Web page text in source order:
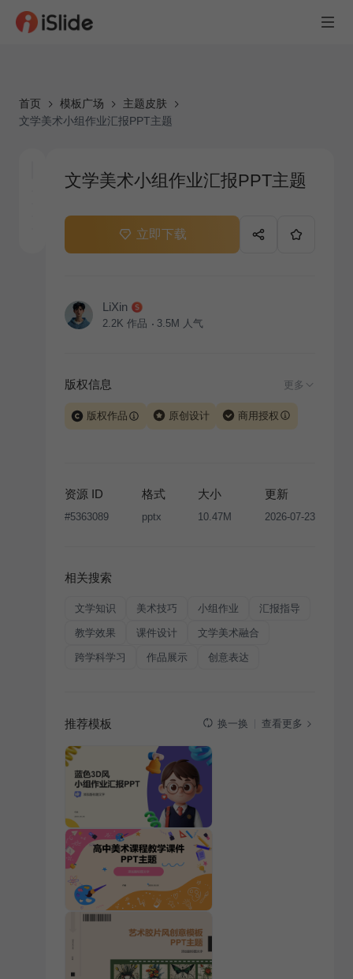
首页 模板广场
主题皮肤
文学美术小组作业汇报PPT主题
文学美术小组作业汇报PPT主题
立即下载
LiXin
2.2K 作品 3.5M 人气
版权信息 更多
版权作品 原创设计 商用授权
版权声明
条款，禁止任何形式的转让、出售或出租，未
经投权许可任何人不得擅自转载和分发，否则将接照我
资源 ID
#5363089
格式
pptx
大小
10.47M
更新
2026-07-23
相关搜索
文学知识 美术技巧 小组作业 汇报指导
教学效果 课件设计 文学美术融合
跨学科学习 作品展示 创意表达
推荐模板 换一换 查看更多